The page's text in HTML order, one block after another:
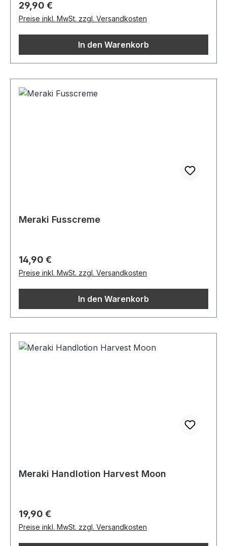
Regulärer Preis:
29,90 €
Preise inkl. MwSt. zzgl. Versandkosten
In den Warenkorb
Meraki Fusscreme
Regulärer Preis:
14,90 €
Preise inkl. MwSt. zzgl. Versandkosten
In den Warenkorb
Meraki Handlotion Harvest Moon
Regulärer Preis:
19,90 €
Preise inkl. MwSt. zzgl. Versandkosten